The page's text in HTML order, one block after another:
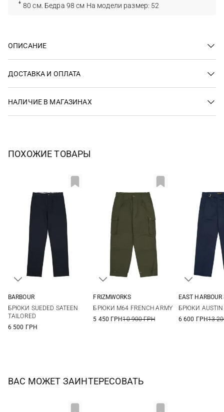
80 см. Бедра 98 см На модели размер: 52
ОПИСАНИЕ
ДОСТАВКА И ОПЛАТА
НАЛИЧИЕ В МАГАЗИНАХ
ПОХОЖИЕ ТОВАРЫ
38
BARBOUR
БРЮКИ SUEDED SATEEN
TAILORED
6 500 ГРН
FRIZMWORKS
БРЮКИ M64 FRENCH ARMY
5 450 ГРН10 900 ГРН
EAST HARBOUR
БРЮКИ AUSTIN
6 600 ГРН13
ВАС МОЖЕТ ЗАИНТЕРЕСОВАТЬ